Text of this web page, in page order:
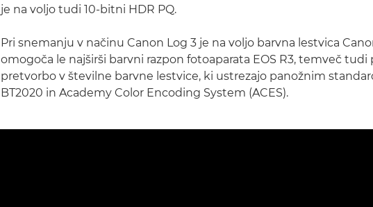
je na voljo tudi 10-bitni HDR PQ.
Pri snemanju v načinu Canon Log 3 je na voljo barvna lestvica
omogoča le najširši barvni razpon fotoaparata EOS R3, temveč tudi
pretvorbo v številne barvne lestvice, ki ustrezajo panožnim
BT2020 in Academy Color Encoding System (ACES).